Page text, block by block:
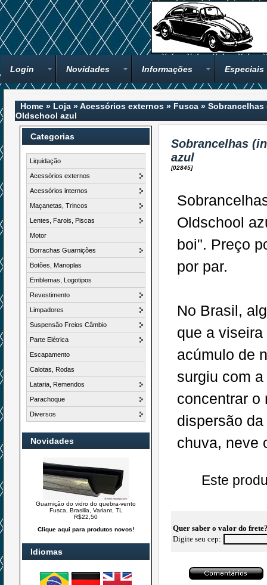
Login Novidades Informações Especiais
Home » Loja »Acessórios externos » Fusca »
Oldschool azul
Categorias
Liquidação
Acessórios externos
Acessórios internos
Maçanetas, Trincos
Lentes, Farois, Piscas
Motor
Borrachas Guarnições
Botões, Manoplas
Emblemas, Logotipos
Revestimento
Limpadores
Suspensão Freios Câmbio
Parte Elétrica
Escapamento
Calotas, Rodas
Lataria, Remendos
Parachoque
Diversos
Novidades
Guarnição do vidro do quebra-vento
Fusca, Brasilia, Variant, TL
R$22,50
Clique aqui para produtos novos!
Idiomas
Sobrancelhas
azul
[02845]
Oldschool
boi". Preço
por par.
No Brasil,
que a
acúmulo de
surgiu com
concentrar o
dispersão
chuva, neve
Este
Quer saber o valor do
Digite seu cep: